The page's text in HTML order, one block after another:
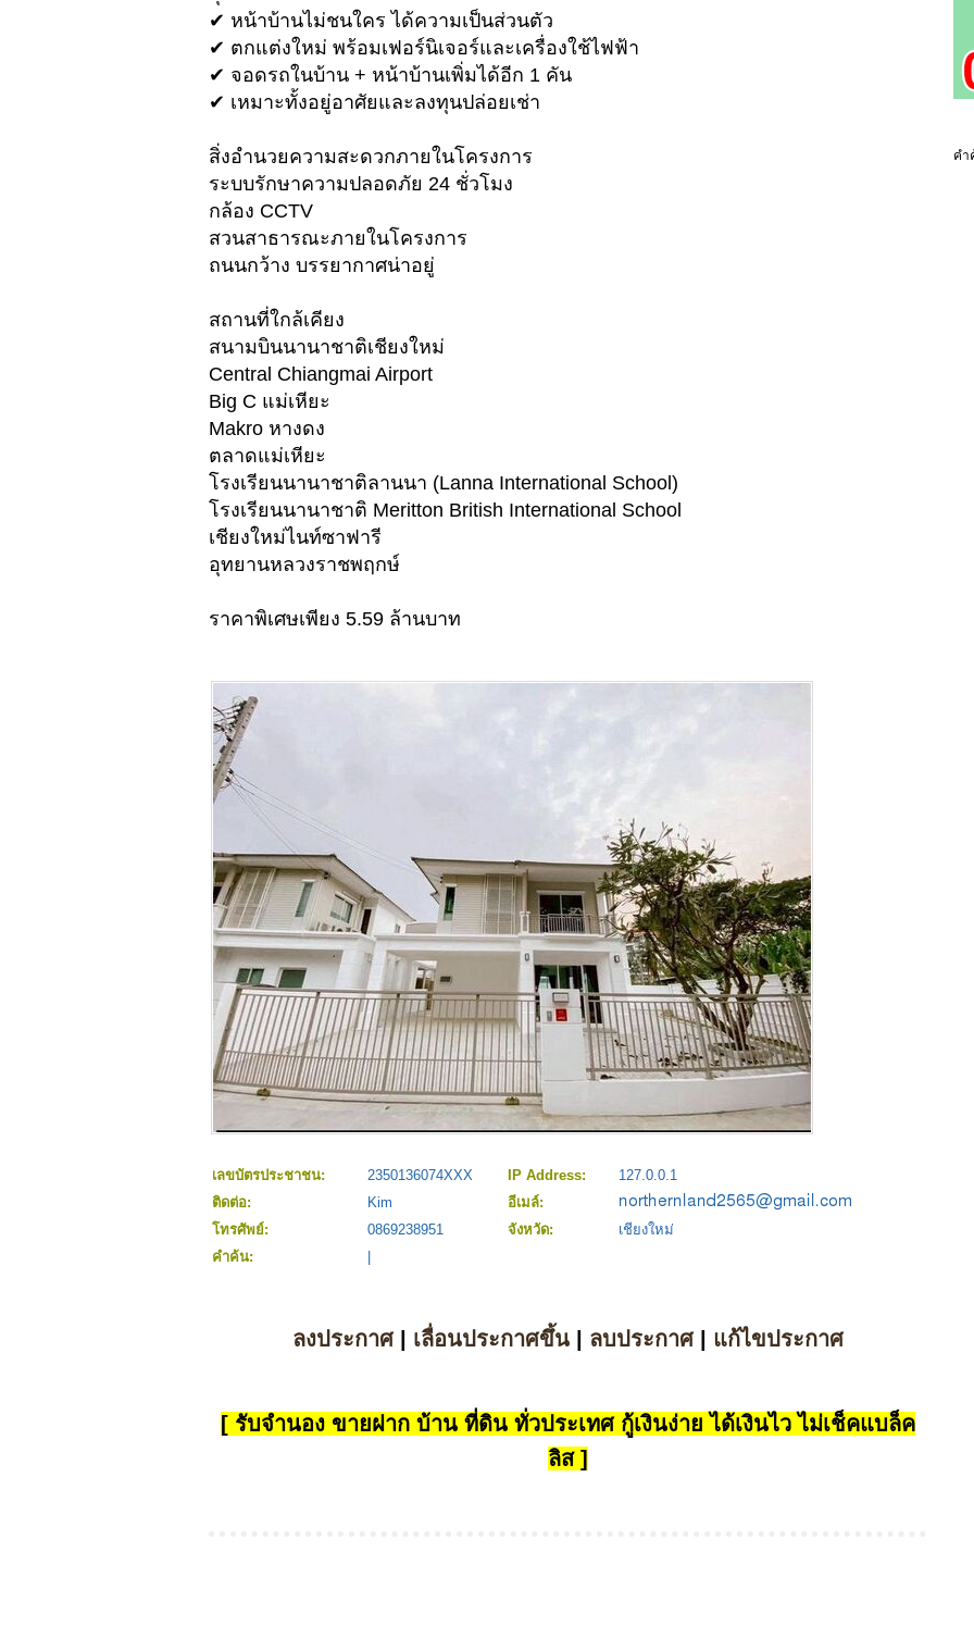
✔ หน้าบ้านไม่ชนใคร ได้ความเป็นส่วนตัว
✔ ตกแต่งใหม่ พร้อมเฟอร์นิเจอร์และเครื่องใช้ไฟฟ้า
✔ จอดรถในบ้าน + หน้าบ้านเพิ่มได้อีก 1 คัน
✔ เหมาะทั้งอยู่อาศัยและลงทุนปล่อยเช่า
สิ่งอำนวยความสะดวกภายในโครงการ
ระบบรักษาความปลอดภัย 24 ชั่วโมง
กล้อง CCTV
สวนสาธารณะภายในโครงการ
ถนนกว้าง บรรยากาศน่าอยู่
สถานที่ใกล้เคียง
สนามบินนานาชาติเชียงใหม่
Central Chiangmai Airport
Big C แม่เหียะ
Makro หางดง
ตลาดแม่เหียะ
โรงเรียนนานาชาติลานนา (Lanna International School)
โรงเรียนนานาชาติ Meritton British International School
เชียงใหม่ไนท์ซาฟารี
อุทยานหลวงราชพฤกษ์
ราคาพิเศษเพียง 5.59 ล้านบาท
เลขบัตรประชาชน: 2350136074XXX IP Address:
127.0.0.1
ติดต่อ:
Kim
อีเมล์:
โทรศัพย์:
0869238951 จังหวัด:
เชียงใหม่
คำค้น:
ลงประกาศ| เลื่อนประกาศขึ้น| ลบประกาศ| แก้ไขประกาศ
[ รับจำนอง ขายฝาก บ้าน ที่ดิน ทั่วประเทศ กู้เงินง่าย ได้เงินไว ไม่เช็คแบล็ค
ลิส ]
คำ